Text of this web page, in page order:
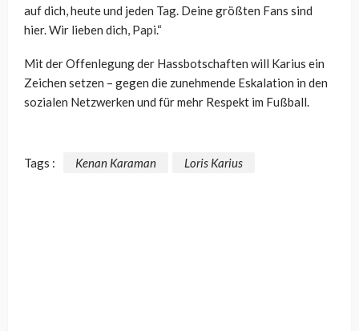
auf dich, heute und jeden Tag. Deine größten Fans sind
hier. Wir lieben dich, Papi.“
Mit der Offenlegung der Hassbotschaften will Karius ein
Zeichen setzen – gegen die zunehmende Eskalation in den
sozialen Netzwerken und für mehr Respekt im Fußball.
Tags : Kenan Karaman Loris Karius